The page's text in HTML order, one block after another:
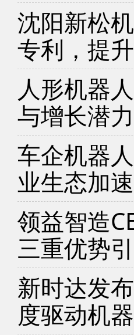
沈阳新松
专利，提
人形机器
与增长潜
车企机器
业生态加
领益智造
三重优势
新时达发
度驱动机